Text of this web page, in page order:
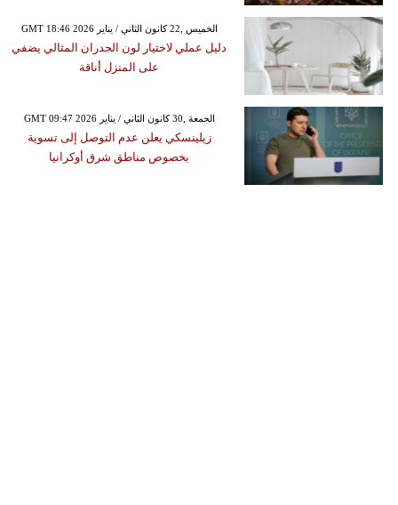
GMT 18:46 2026 الخميس ,22 كانون الثاني / يناير
دليل عملي لاختيار لون الجدران المثالي يضفي
على المنزل أناقة
GMT 09:47 2026 الجمعة ,30 كانون الثاني / يناير
زيلينسكي يعلن عدم التوصل إلى تسوية
بخصوص مناطق شرق أوكرانيا